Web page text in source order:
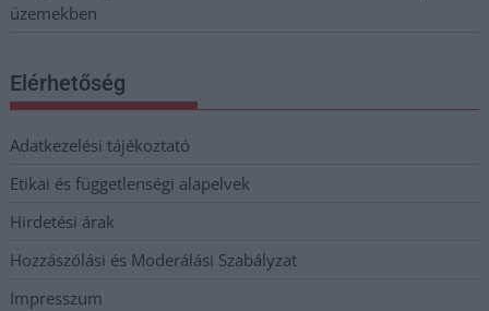
üzemekben
Elérhetőség
Adatkezelési tájékoztató
Etikai és függetlenségi alapelvek
Hirdetési árak
Hozzászólási és Moderálási Szabályzat
Impresszum